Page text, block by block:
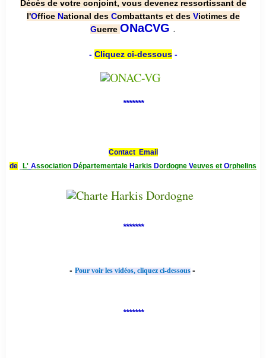
Décès de votre conjoint, vous devenez ressortissant de
l'Office National des Combattants et des Victimes de
Guerre ONaCVG .
- Cliquez ci-dessous-
*******
Contact Email
de L' Association Départementale Harkis Dordogne Veuves et Orphelins
*******
- Pour voir les vidéos, cliquez ci-dessous -
*******